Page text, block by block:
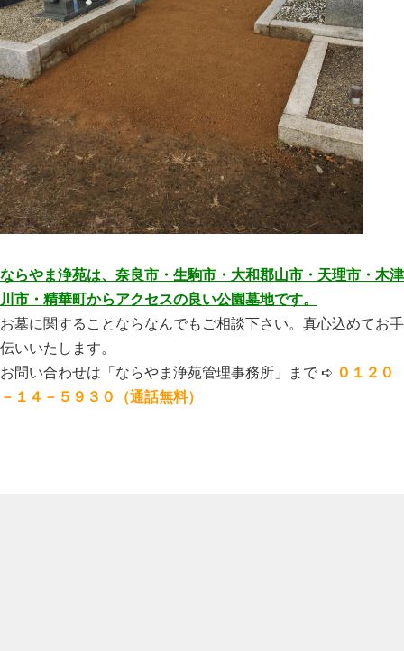
ならやま浄苑は、奈良市・生駒市・大和郡山市・天理市・木津
川市・精華町からアクセスの良い公園墓地です。
お墓に関することならなんでもご相談下さい。真心込めてお手
伝いいたします。
お問い合わせは「ならやま浄苑管理事務所」まで ➪ ０１２０
－１４－５９３０（通話無料）